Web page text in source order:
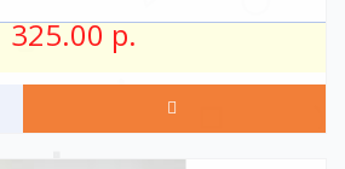
325.00 р.